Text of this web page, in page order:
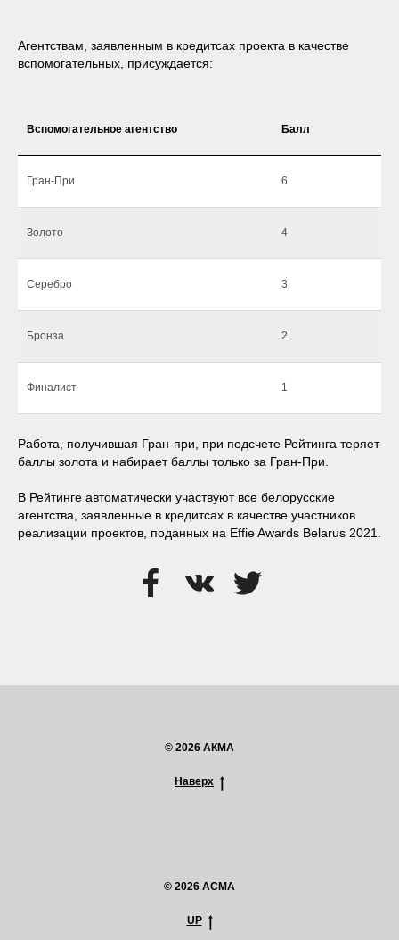
Агентствам, заявленным в кредитсах проекта в качестве
вспомогательных, присуждается:
Вспомогательное агентство Балл
Гран-При 6
Золото 4
Серебро 3
Бронза 2
Финалист 1
Работа, получившая Гран-при, при подсчете Рейтинга теряет
баллы золота и набирает баллы только за Гран-При.
В Рейтинге автоматически участвуют все белорусские
агентства, заявленные в кредитсах в качестве участников
реализации проектов, поданных на Effie Awards Belarus 2021.
© 2026 АКМА
Наверх
© 2026 ACMA
UP